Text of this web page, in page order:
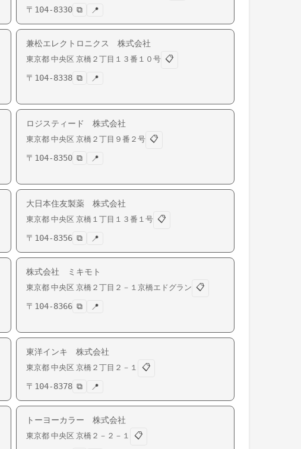
〒 104-8330 ⧉ 📍
兼松エレクトロニクス 株式会社
東京都 中央区 京橋 ２丁目１３番１０号 📋
〒 104-8338 ⧉ 📍
ロジスティード 株式会社
東京都 中央区 京橋 ２丁目９番２号 📋
〒 104-8350 ⧉ 📍
大日本住友製薬 株式会社
東京都 中央区 京橋 １丁目１３番１号 📋
〒 104-8356 ⧉ 📍
株式会社 ミキモト
東京都 中央区 京橋 ２丁目２－１京橋エドグラン 📋
〒 104-8366 ⧉ 📍
東洋インキ 株式会社
東京都 中央区 京橋 ２丁目２－１
📋
〒 104-8378 ⧉ 📍
トーヨーカラー 株式会社
東京都 中央区 京橋 ２－２－１
📋